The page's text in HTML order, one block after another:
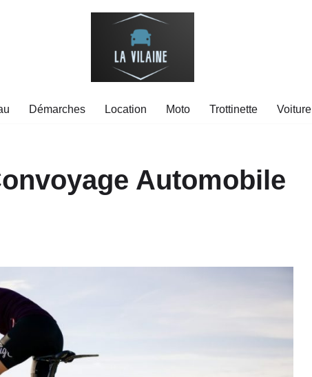
Démarches Location Moto Trottinette Voiture
Automobile